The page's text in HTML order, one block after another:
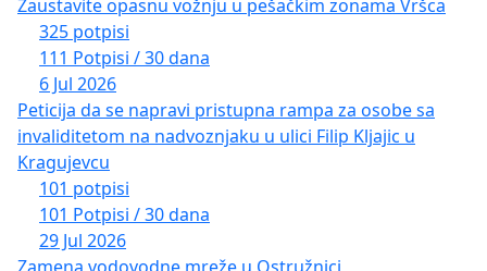
Zaustavite opasnu vožnju u pešačkim zonama Vršca
325 potpisi
111 Potpisi / 30 dana
6 Jul 2026
Peticija da se napravi pristupna rampa za osobe sa
invaliditetom na nadvoznjaku u ulici Filip Kljajic u
Kragujevcu
101 potpisi
101 Potpisi / 30 dana
29 Jul 2026